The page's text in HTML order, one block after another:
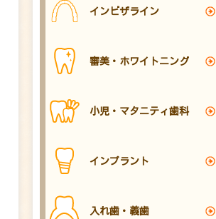
インビザライン
審美・ホワイトニング
小児・マタニティ歯科
インプラント
入れ歯・義歯